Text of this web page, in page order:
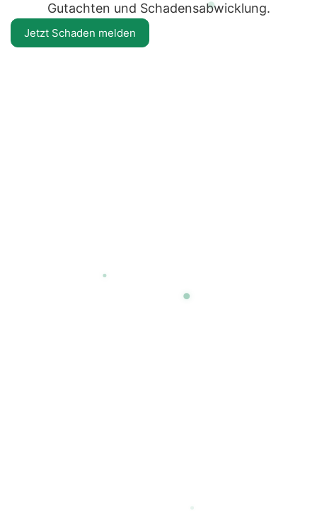
Gutachten und Schadensabwicklung.
Jetzt Schaden melden